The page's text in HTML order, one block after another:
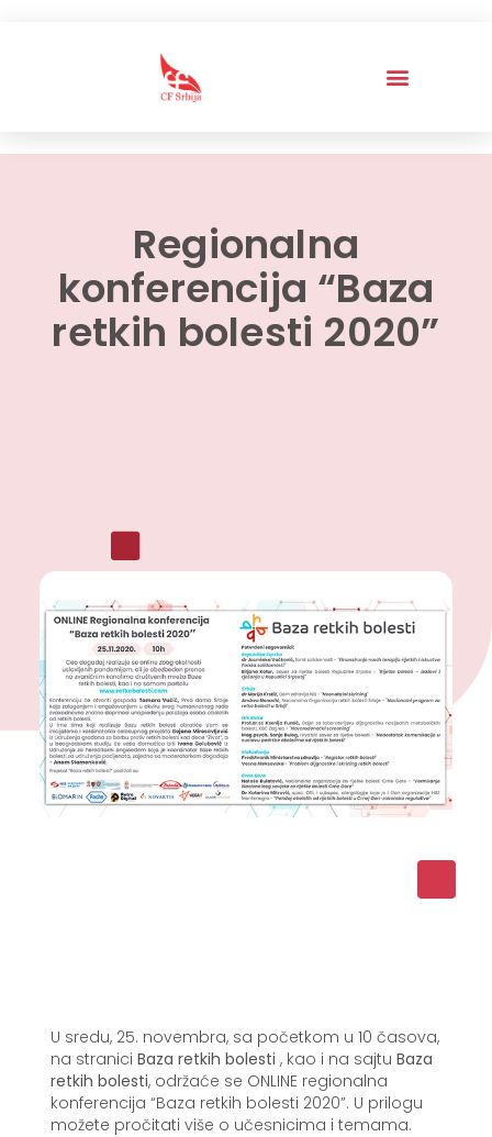
Regionalna
konferencija “Baza
retkih bolesti 2020”
U sredu, 25. novembra, sa početkom u 10 časova,
na stranici Baza retkih bolesti , kao i na sajtu Baza
retkih bolesti, održaće se ONLINE regionalna
konferencija “Baza retkih bolesti 2020”. U prilogu
možete pročitati više o učesnicima i temama.